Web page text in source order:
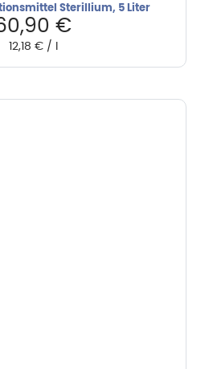
Sterillium, 5 Liter
€
12,18 €/